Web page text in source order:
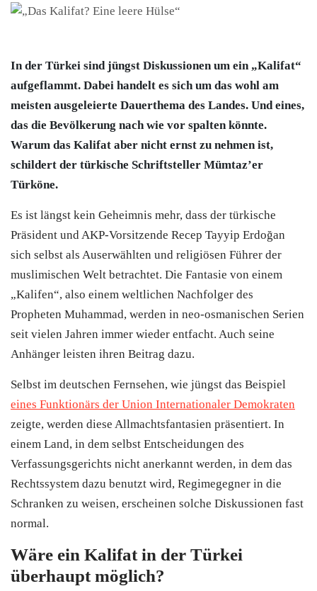
In der Türkei sind jüngst Diskussionen um ein „Kalifat“
aufgeflammt. Dabei handelt es sich um das wohl am
meisten ausgeleierte Dauerthema des Landes. Und eines,
das die Bevölkerung nach wie vor spalten könnte.
Warum das Kalifat aber nicht ernst zu nehmen ist,
schildert der türkische Schriftsteller Mümtaz’er
Türköne.
Es ist längst kein Geheimnis mehr, dass der türkische
Präsident und AKP-Vorsitzende Recep Tayyip Erdoğan
sich selbst als Auserwählten und religiösen Führer der
muslimischen Welt betrachtet. Die Fantasie von einem
„Kalifen“, also einem weltlichen Nachfolger des
Propheten Muhammad, werden in neo-osmanischen Serien
seit vielen Jahren immer wieder entfacht. Auch seine
Anhänger leisten ihren Beitrag dazu.
Selbst im deutschen Fernsehen, wie jüngst das Beispiel
eines Funktionärs der Union Internationaler Demokraten
zeigte, werden diese Allmachtsfantasien präsentiert. In
einem Land, in dem selbst Entscheidungen des
Verfassungsgerichts nicht anerkannt werden, in dem das
Rechtssystem dazu benutzt wird, Regimegegner in die
Schranken zu weisen, erscheinen solche Diskussionen fast
normal.
Wäre ein Kalifat in der Türkei
überhaupt möglich?